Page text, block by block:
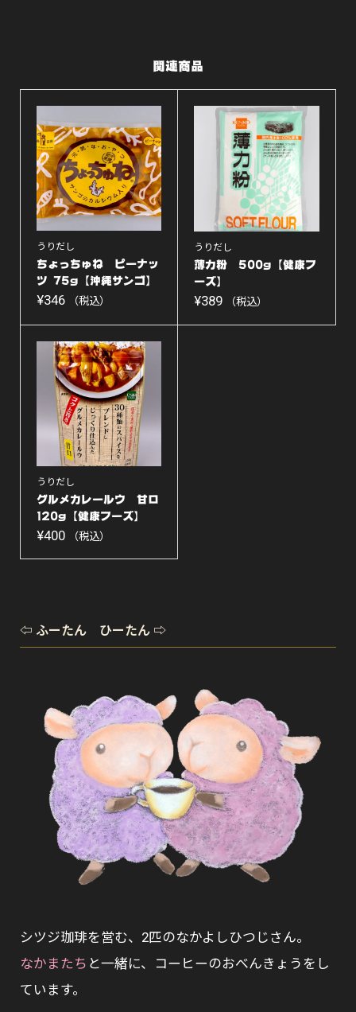
関連商品
うりだし
ちょっちゅね ピーナッ
ツ 75g【沖縄サンゴ】
¥346 （税込）
うりだし
薄力粉 500g【健康フ
ーズ】
¥389 （税込）
うりだし
グルメカレールウ 甘口
120g【健康フーズ】
¥400 （税込）
⇦ ふーたん ひーたん ⇨
シツジ珈琲を営む、2匹のなかよしひつじさん。
なかまたち と一緒に、コーヒーのおべんきょうをし
ています。